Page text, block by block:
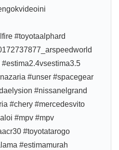
#toyotaalphard
#unser #spacegear
#nissanelgrand
#chery #mercedesvito
#mpv #mpv
#toyotatarogo
#estimamurah